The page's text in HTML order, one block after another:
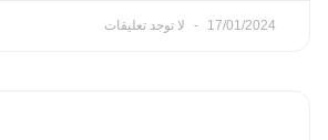
17/01/2024 لا توجد تعليقات